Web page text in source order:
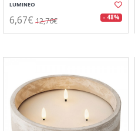
LUMINEO
6,67€ 12,76€ - 48%